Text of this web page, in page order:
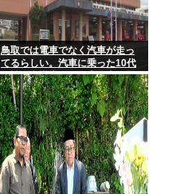
鳥取では電車でなく汽車が走っ
てるらしい。汽車に乗った10代
女性が意識失う。汽車汽車ぽっ
ぽぽっぽ